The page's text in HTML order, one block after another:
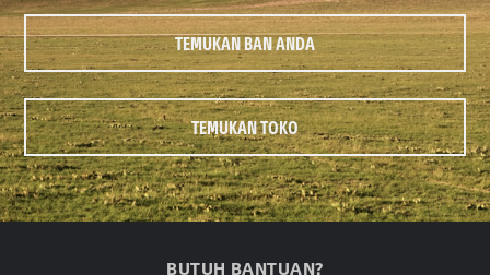
TEMUKAN BAN ANDA
TEMUKAN TOKO
BUTUH BANTUAN?